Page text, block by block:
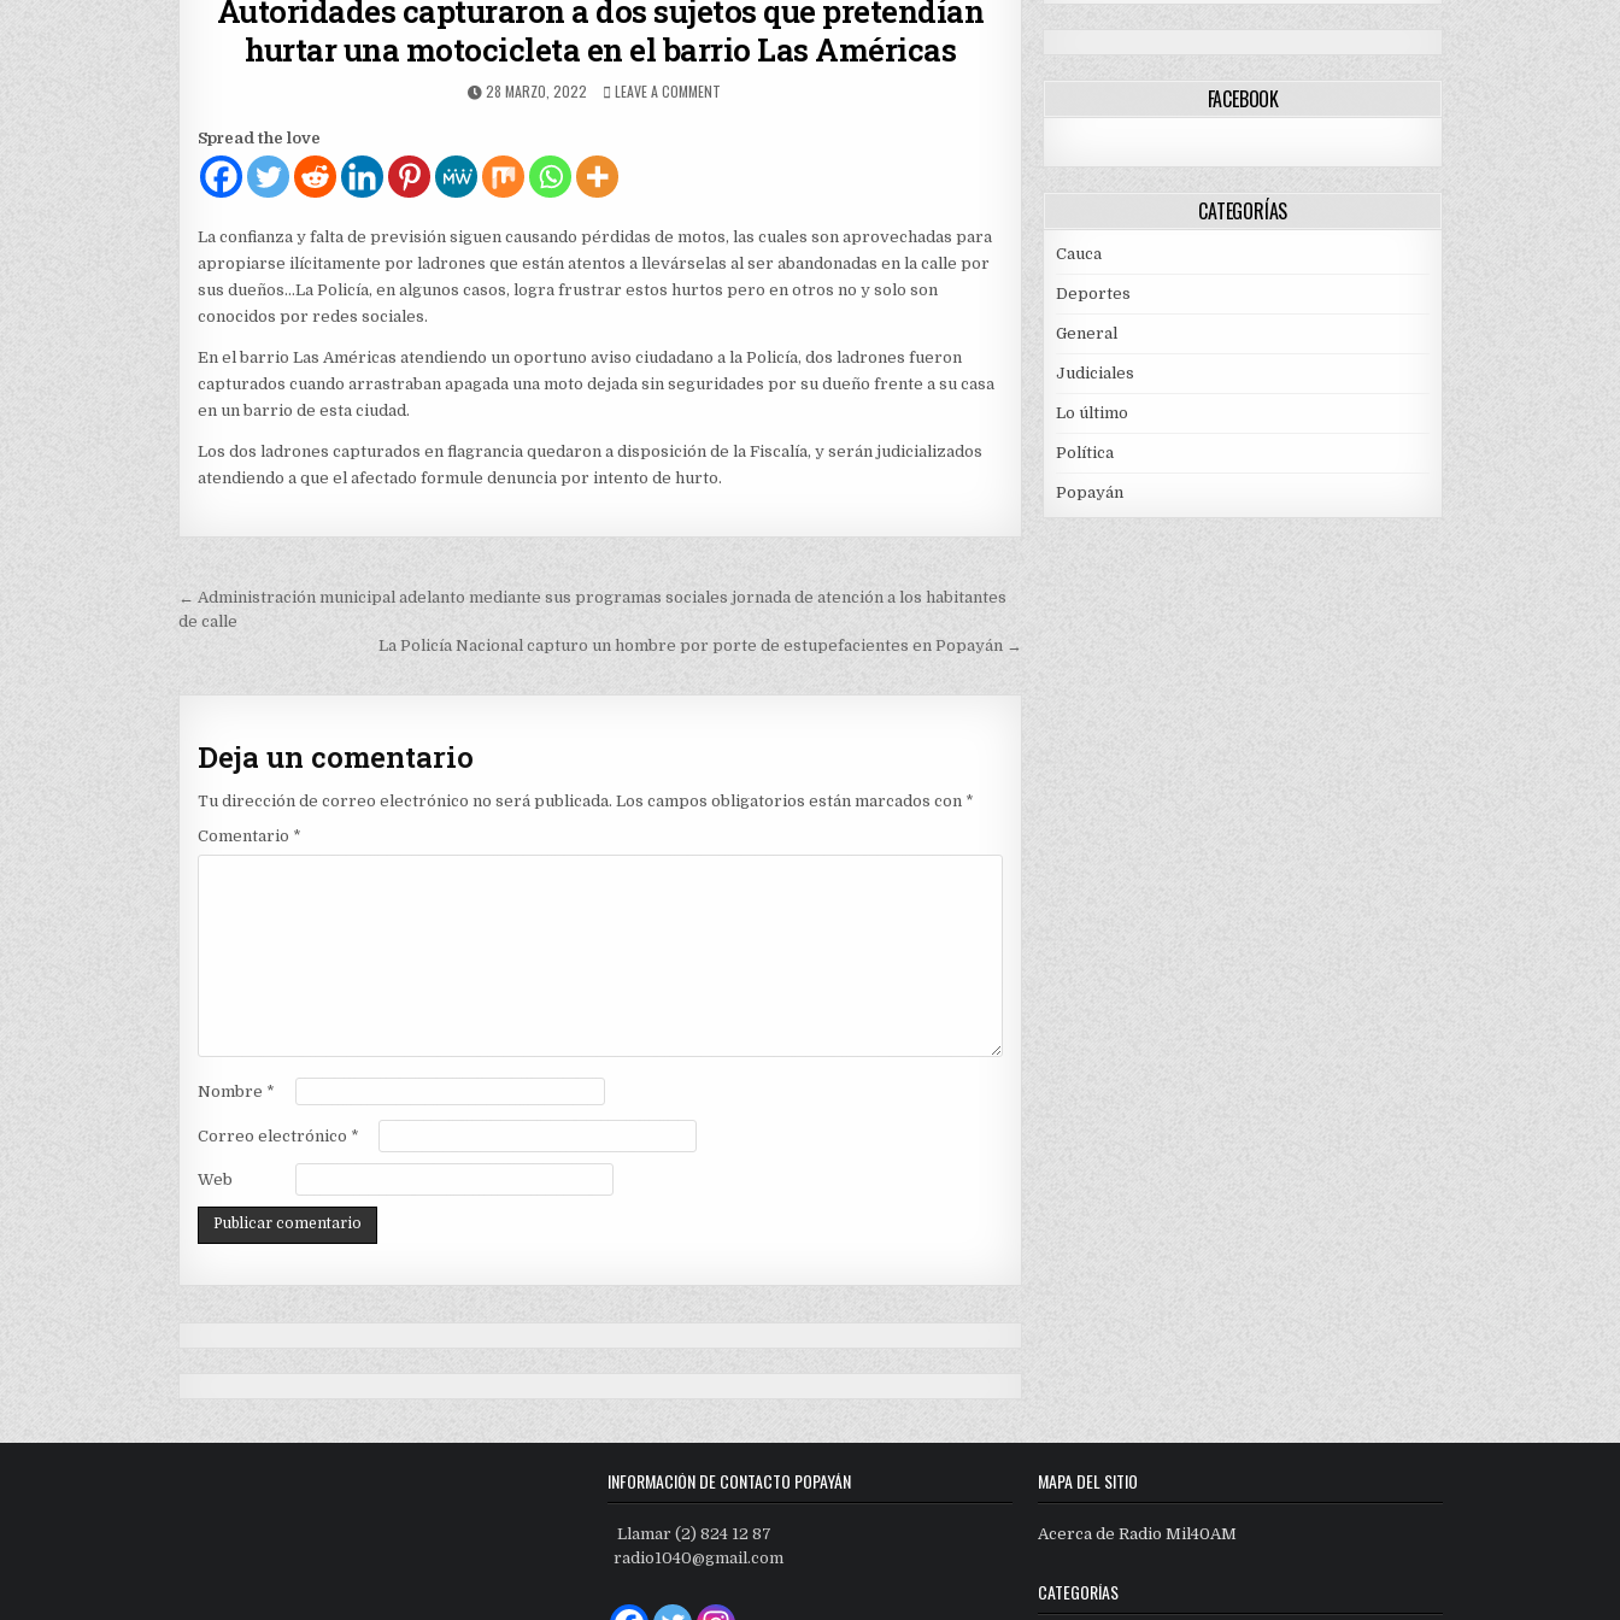
Autoridades capturaron a dos sujetos que pretendían
hurtar una motocicleta en el barrio Las Américas
PUBLISHED
28 MARZO, 2022 LEAVE A COMMENT
PRETENDÍAN
HURTAR
UNA
MOTOCICLETA
BARRIO
LAS
AMÉRICAS
Spread the love
La confianza y falta de previsión siguen causando pérdidas de motos, las cuales son aprovechadas para
apropiarse ilícitamente por ladrones que están atentos a llevárselas al ser abandonadas en la calle por
sus dueños…La Policía, en algunos casos, logra frustrar estos hurtos pero en otros no y solo son
conocidos por redes sociales.
En el barrio Las Américas atendiendo un oportuno aviso ciudadano a la Policía, dos ladrones fueron
capturados cuando arrastraban apagada una moto dejada sin seguridades por su dueño frente a su casa
en un barrio de esta ciudad.
Los dos ladrones capturados en flagrancia quedaron a disposición de la Fiscalía, y serán judicializados
atendiendo a que el afectado formule denuncia por intento de hurto.
Navegación
de
← Administración municipal adelanto mediante sus programas sociales jornada de atención a los habitantes
de calle
La Policía Nacional capturo un hombre por porte de estupefacientes en Popayán →
Deja un comentario
Tu dirección de correo electrónico no será publicada. Los campos obligatorios están marcados con *
Comentario *
Nombre *
Correo electrónico *
Web
FACEBOOK
CATEGORÍAS
Cauca
Deportes
General
Judiciales
Lo último
Política
Popayán
INFORMACIÓN DE CONTACTO POPAYÁN
Llamar (2) 824 12 87
radio1040@gmail.com
MAPA DEL SITIO
Acerca de Radio Mil40AM
CATEGORÍAS